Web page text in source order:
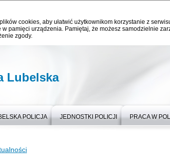
cookies, aby ułatwić użytkownikom korzystanie z
w pamięci urządzenia. Pamiętaj, że możesz samodzielnie
zgody.
Lubelska
POLICJA JEDNOSTKI POLICJI PRACA W